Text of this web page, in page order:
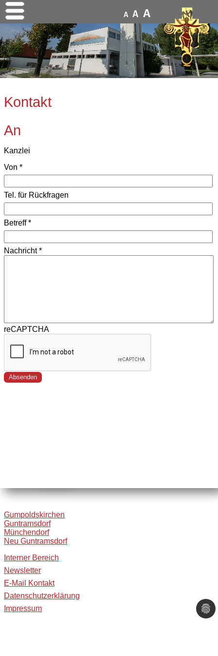
A A A
Kontakt
An
Kanzlei
Von *
Tel. für Rückfragen
Betreff*
Nachricht*
reCAPTCHA
Absenden
Gumpoldskirchen
Guntramsdorf
Münchendorf
Neu Guntramsdorf
Interner Bereich
Newsletter
E-Mail Kontakt
Datenschutzerklärung
Impressum